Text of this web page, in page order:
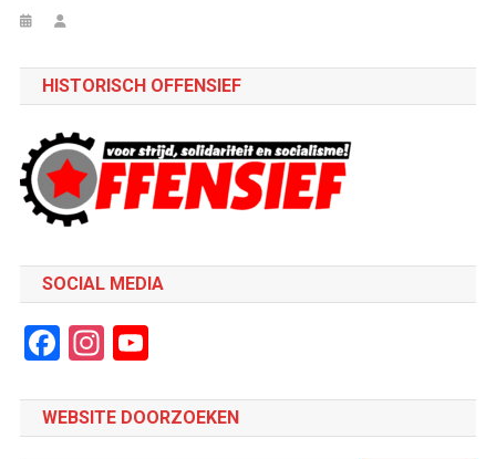
HISTORISCH OFFENSIEF
SOCIAL MEDIA
Facebook
Instagram
WEBSITE DOORZOEKEN